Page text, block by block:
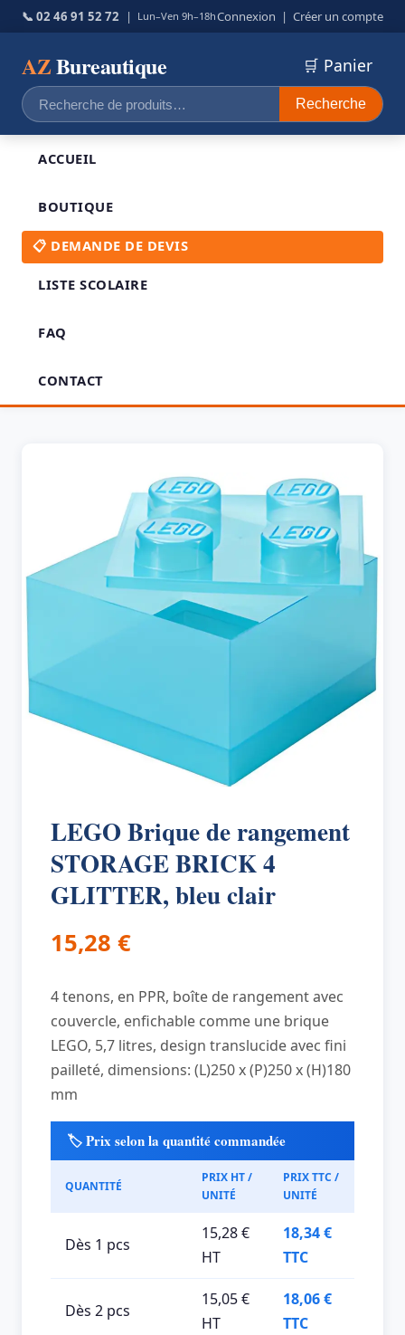
📞 02 46 91 52 72 | Lun–Ven 9h–18hConnexion | Créer un compte
AZBureautique
Recherche
pour :
Recherche
🛒 Panier
ACCUEIL
BOUTIQUE
📋 DEMANDE DE DEVIS
LISTE SCOLAIRE
FAQ
CONTACT
LEGO Brique de rangement
STORAGE BRICK 4
GLITTER, bleu clair
15,28 €
4 tenons, en PPR, boîte de rangement avec
couvercle, enfichable comme une brique
LEGO, 5,7 litres, design translucide avec fini
pailleté, dimensions: (L)250 x (P)250 x (H)180
mm
🏷️ Prix selon la quantité commandée
QUANTITÉ
PRIX HT /
UNITÉ
PRIX TTC /
UNITÉ
Dès 1 pcs
15,28 €
HT
18,34 €
TTC
Dès 2 pcs
15,05 €
HT
18,06 €
TTC